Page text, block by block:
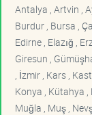
Antalya , Artvin ,
Burdur , Bursa ,
Edirne , Elazığ ,
Giresun ,
, İzmir , Kars ,
Konya , Kütahya ,
Muğla , Muş ,